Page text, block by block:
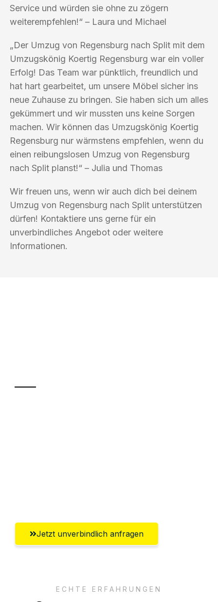
Service und würden sie ohne zu zögern
weiterempfehlen!“ – Laura und Michael
„Der Umzug von Regensburg nach Split mit dem
Umzugskönig Koertig Regensburg war ein voller
Erfolg! Das Team war pünktlich, freundlich und
hat hart gearbeitet, um unsere Möbel sicher ins
neue Zuhause zu bringen. Sie haben sich um alles
gekümmert und wir mussten uns keine Sorgen
machen. Wir können das Umzugskönig Koertig
Regensburg nur wärmstens empfehlen, wenn du
einen reibungslosen Umzug von Regensburg
nach Split planst!“ – Julia und Thomas
Wir freuen uns, wenn wir auch dich bei deinem
Umzug von Regensburg nach Split unterstützen
dürfen! Kontaktiere uns gerne für ein
unverbindliches Angebot oder weitere
Informationen.
Jetzt unverbindlich anfragen
ECHTE ERFAHRUNGEN